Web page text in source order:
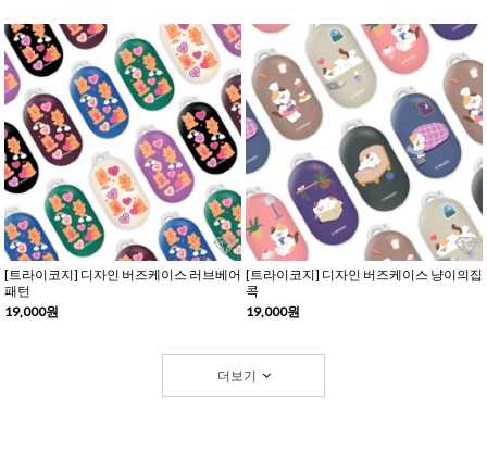
[트라이코지] 디자인 버즈케이스 러브베어
패턴
19,000원
[트라이코지] 디자인 버즈케이스 냥이의집
콕
19,000원
더보기